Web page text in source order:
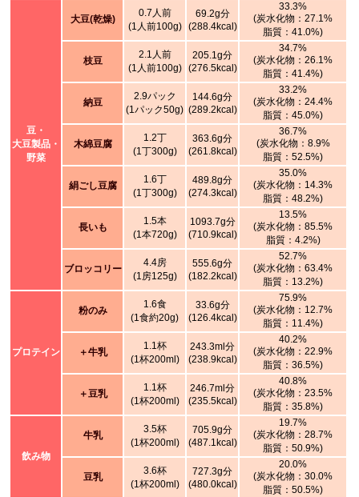
豆・
大豆製品・
野菜
大豆(乾燥)
0.7人前
(1人前100g)
69.2g分
(288.4kcal)
33.3%
(炭水化物：27.1%
脂質：41.0%)
枝豆
2.1人前
(1人前100g)
205.1g分
(276.5kcal)
34.7%
(炭水化物：26.1%
脂質：41.4%)
納豆
2.9パック
(1パック50g)
144.6g分
(289.2kcal)
33.2%
(炭水化物：24.4%
脂質：45.0%)
木綿豆腐
1.2丁
(1丁300g)
363.6g分
(261.8kcal)
36.7%
(炭水化物：8.9%
脂質：52.5%)
絹ごし豆腐
1.6丁
(1丁300g)
489.8g分
(274.3kcal)
35.0%
(炭水化物：14.3%
脂質：48.2%)
長いも
1.5本
(1本720g)
1093.7g分
(710.9kcal)
13.5%
(炭水化物：85.5%
脂質：4.2%)
ブロッコリー
4.4房
(1房125g)
555.6g分
(182.2kcal)
52.7%
(炭水化物：63.4%
脂質：13.2%)
プロテイン
粉のみ
1.6食
(1食約20g)
33.6g分
(126.4kcal)
75.9%
(炭水化物：12.7%
脂質：11.4%)
＋牛乳
1.1杯
(1杯200ml)
243.3ml分
(238.9kcal)
40.2%
(炭水化物：22.9%
脂質：36.5%)
＋豆乳
1.1杯
(1杯200ml)
246.7ml分
(235.5kcal)
40.8%
(炭水化物：23.5%
脂質：35.8%)
飲み物
牛乳
3.5杯
(1杯200ml)
705.9g分
(487.1kcal)
19.7%
(炭水化物：28.7%
脂質：50.9%)
豆乳
3.6杯
(1杯200ml)
727.3g分
(480.0kcal)
20.0%
(炭水化物：30.0%
脂質：50.5%)